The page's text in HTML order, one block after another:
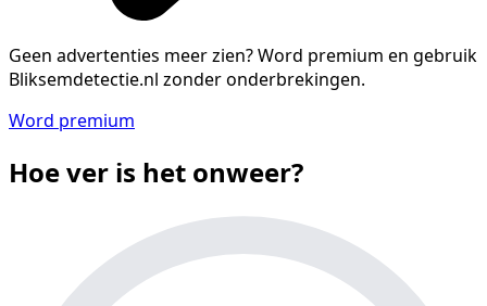
Geen advertenties meer zien?Word premium en gebruik
Bliksemdetectie.nl zonder onderbrekingen.
Word premium
Hoe ver is het onweer?